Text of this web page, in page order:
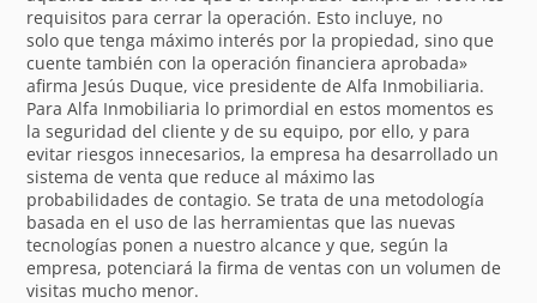
requisitos para cerrar la operación. Esto incluye, no
solo que tenga máximo interés por la propiedad, sino que
cuente también con la operación financiera aprobada»
afirma Jesús Duque, vice presidente de Alfa Inmobiliaria.
Para Alfa Inmobiliaria lo primordial en estos momentos es
la seguridad del cliente y de su equipo, por ello, y para
evitar riesgos innecesarios, la empresa ha desarrollado un
sistema de venta que reduce al máximo las
probabilidades de contagio. Se trata de una metodología
basada en el uso de las herramientas que las nuevas
tecnologías ponen a nuestro alcance y que, según la
empresa, potenciará la firma de ventas con un volumen de
visitas mucho menor.